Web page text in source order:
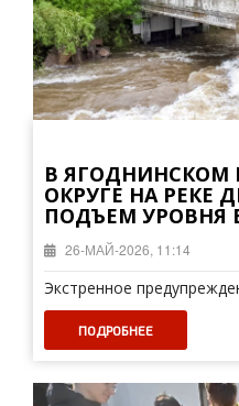
В
ОКРУГЕ НА РЕКЕ
ПОДЪЕМ УРОВНЯ
26-МАЙ-2026, 11:14
Экстренное
ПОДРОБНЕЕ